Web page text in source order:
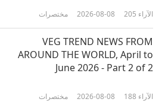
قصة الحمار: استغل كل ثانية لممارسة
التأمل، الجزء 1 من 2‏
مختصرات 2026-08-08 205 الآراء
VEG TREND NEWS FROM
AROUND THE WORLD, April to
June 2026 - Part 2 of 2
مختصرات 2026-08-08 188 الآراء